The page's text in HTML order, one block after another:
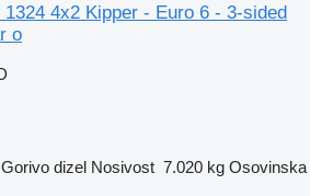
4x2 Kipper - Euro 6 - 3-sided
o
Gorivo dizel Nosivost 7.020 kg Osovinska